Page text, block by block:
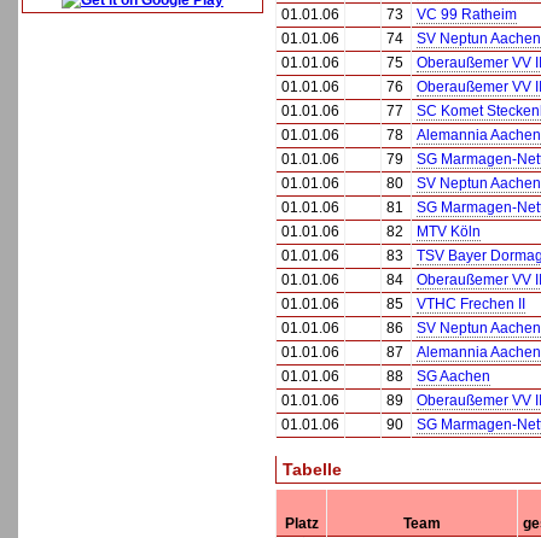
01.01.06
73
VC 99 Ratheim
01.01.06
74
SV Neptun Aachen
01.01.06
75
Oberaußemer VV II
01.01.06
76
Oberaußemer VV II
01.01.06
77
SC Komet
01.01.06
78
Alemannia
01.01.06
79
SG Marmagen-
01.01.06
80
SV Neptun Aachen
01.01.06
81
SG Marmagen-
01.01.06
82
MTV Köln
01.01.06
83
TSV Bayer
01.01.06
84
Oberaußemer VV II
01.01.06
85
VTHC Frechen II
01.01.06
86
SV Neptun Aachen
01.01.06
87
Alemannia
01.01.06
88
SG Aachen
01.01.06
89
Oberaußemer VV II
01.01.06
90 SG Marmagen-
Tabelle
Platz Team